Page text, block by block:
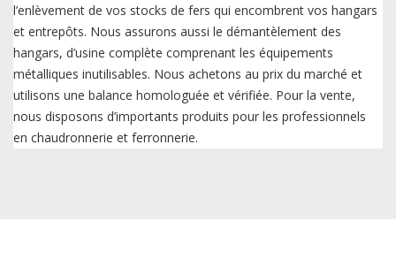
l’enlèvement de vos stocks de fers qui encombrent vos hangars
et entrepôts. Nous assurons aussi le démantèlement des
hangars, d’usine complète comprenant les équipements
métalliques inutilisables. Nous achetons au prix du marché et
utilisons une balance homologuée et vérifiée. Pour la vente,
nous disposons d’importants produits pour les professionnels
en chaudronnerie et ferronnerie.